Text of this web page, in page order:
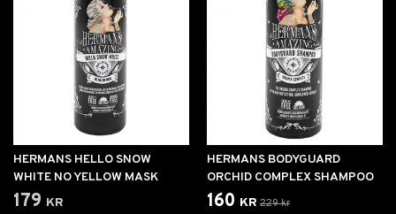
HERMANS HELLO SNOW
WHITE NO YELLOW MASK
179 kr
HERMANS BODYGUARD
ORCHID COMPLEX SHAMPOO
160 kr 229 kr